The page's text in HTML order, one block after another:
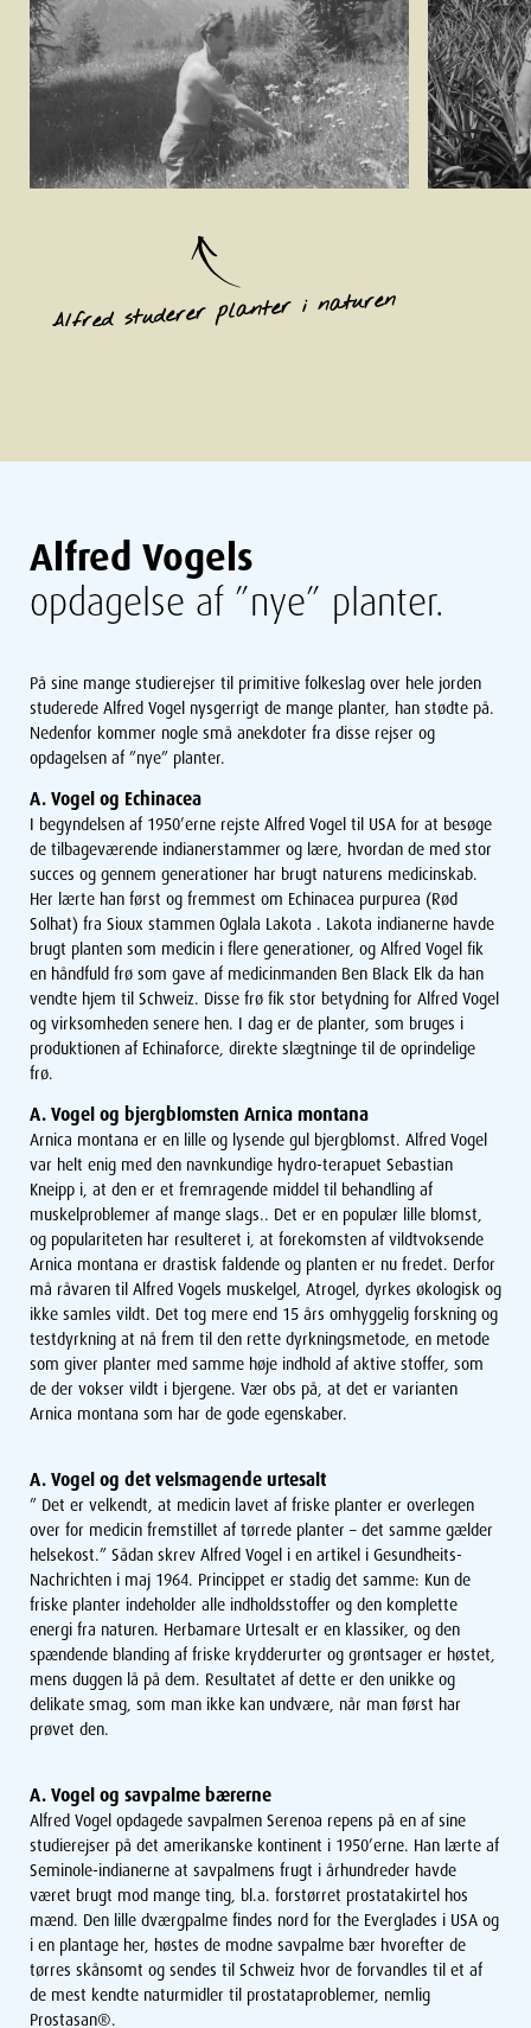
Alfred studerer planter i naturen
Alfred Vogels
opdagelse af ”nye” planter.
På sine mange studierejser til primitive folkeslag over hele jorden
studerede Alfred Vogel nysgerrigt de mange planter, han stødte på.
Nedenfor kommer nogle små anekdoter fra disse rejser og
opdagelsen af ”nye” planter.
A. Vogel og Echinacea
I begyndelsen af 1950’erne rejste Alfred Vogel til USA for at besøge
de tilbageværende indianerstammer og lære, hvordan de med stor
succes og gennem generationer har brugt naturens medicinskab.
Her lærte han først og fremmest om Echinacea purpurea (Rød
Solhat) fra Sioux stammen Oglala Lakota . Lakota indianerne havde
brugt planten som medicin i flere generationer, og Alfred Vogel fik
en håndfuld frø som gave af medicinmanden Ben Black Elk da han
vendte hjem til Schweiz. Disse frø fik stor betydning for Alfred Vogel
og virksomheden senere hen. I dag er de planter, som bruges i
produktionen af Echinaforce, direkte slægtninge til de oprindelige
frø.
A. Vogel og bjergblomsten Arnica montana
Arnica montana er en lille og lysende gul bjergblomst. Alfred Vogel
var helt enig med den navnkundige hydro-terapuet Sebastian
Kneipp i, at den er et fremragende middel til behandling af
muskelproblemer af mange slags.. Det er en populær lille blomst,
og populariteten har resulteret i, at forekomsten af vildtvoksende
Arnica montana er drastisk faldende og planten er nu fredet. Derfor
må råvaren til Alfred Vogels muskelgel, Atrogel, dyrkes økologisk og
ikke samles vildt. Det tog mere end 15 års omhyggelig forskning og
testdyrkning at nå frem til den rette dyrkningsmetode, en metode
som giver planter med samme høje indhold af aktive stoffer, som
de der vokser vildt i bjergene. Vær obs på, at det er varianten
Arnica montana som har de gode egenskaber.
A. Vogel og det velsmagende urtesalt
” Det er velkendt, at medicin lavet af friske planter er overlegen
over for medicin fremstillet af tørrede planter – det samme gælder
helsekost.” Sådan skrev Alfred Vogel i en artikel i Gesundheits-
Nachrichten i maj 1964. Princippet er stadig det samme: Kun de
friske planter indeholder alle indholdsstoffer og den komplette
energi fra naturen. Herbamare Urtesalt er en klassiker, og den
spændende blanding af friske krydderurter og grøntsager er høstet,
mens duggen lå på dem. Resultatet af dette er den unikke og
delikate smag, som man ikke kan undvære, når man først har
prøvet den.
A. Vogel og savpalme bærerne
Alfred Vogel opdagede savpalmen Serenoa repens på en af sine
studierejser på det amerikanske kontinent i 1950’erne. Han lærte af
Seminole-indianerne at savpalmens frugt i århundreder havde
været brugt mod mange ting, bl.a. forstørret prostatakirtel hos
mænd. Den lille dværgpalme findes nord for the Everglades i USA og
i en plantage her, høstes de modne savpalme bær hvorefter de
tørres skånsomt og sendes til Schweiz hvor de forvandles til et af
de mest kendte naturmidler til prostataproblemer, nemlig
Prostasan®.